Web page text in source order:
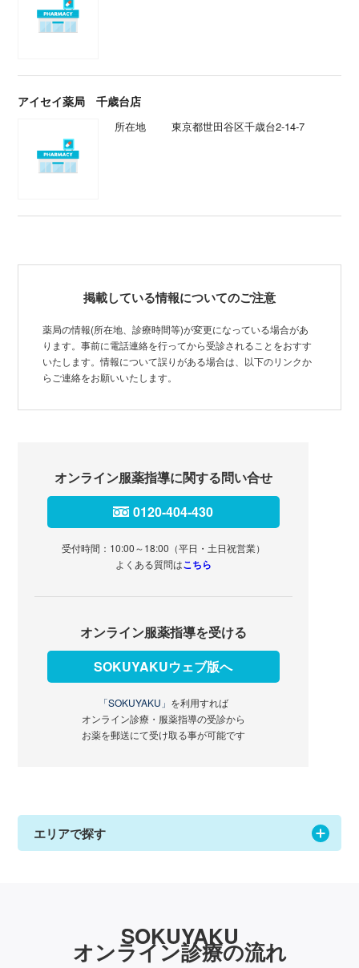
アイセイ薬局 千歳台店
所在地 東京都世田谷区千歳台2-14-7
掲載している情報についてのご注意
薬局の情報(所在地、診療時間等)が変更になっている場合があ
ります。事前に電話連絡を行ってから受診されることをおすす
いたします。情報について誤りがある場合は、以下のリンクか
らご連絡をお願いいたします。
オンライン服薬指導に関する問い合せ
0120-404-430
受付時間：10:00～18:00（平日・土日祝営業）
よくある質問はこちら
オンライン服薬指導を受ける
SOKUYAKUウェブ版へ
「SOKUYAKU」 を利用すれば
オンライン診療・服薬指導の受診から
お薬を郵送にて受け取る事が可能です
エリアで探す
SOKUYAKU
オンライン診療の流れ